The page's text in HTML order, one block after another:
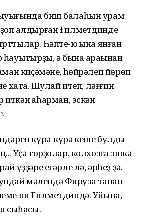
биш балаһын урам
ҡалдырған Ғилметдинде
Һəпте-юҡ ҡына янған
һауыҡтырҙы, ə бына араҡынан
киҫəмəне, һɵйрəлеп йɵрɵп
хатҡа. Шулай итеп, лəғғин
ҡаһарман, эскəн
күрə-күрə кеше булды
Үҫə торҙолар, колхозға эшкə
үҙҙəре егəрле лə, əрһеҙ ҙə.
мəлендə Фируза тапҡан
ни Ғилметдиндə. Уйына,
сыҡһасы.